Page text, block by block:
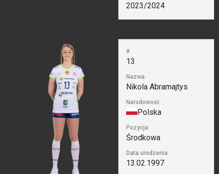
2023/2024
#
13
Nazwa
Nikola Abramajtys
Narodowość
Polska
Pozycja
Środkowa
Data urodzenia
13.02.1997